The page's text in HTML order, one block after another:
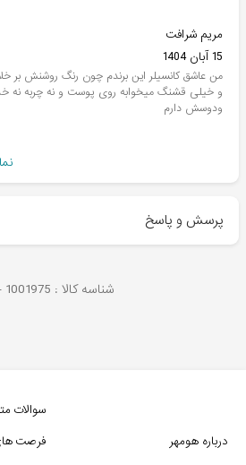
مریم شرافت
15 آبان 1404
من عاشق کانسیلر این برندم چون رنگ روشنش بر
و خیلی قشنگ میخوابه روی پوست و نه چربه نه
و‌دوسش دارم
پرسش و پاسخ
شناسه کالا : 1001975
درباره هومهر
سوالات
فرصت